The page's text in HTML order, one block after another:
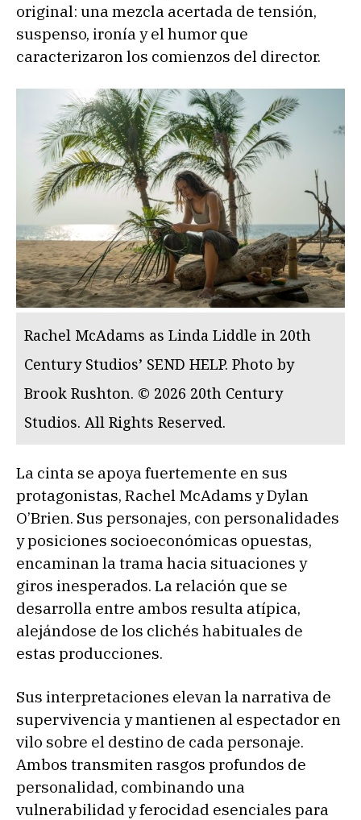
original: una mezcla acertada de tensión,
suspenso, ironía y el humor que
caracterizaron los comienzos del director.
Rachel McAdams as Linda Liddle in 20th
Century Studios’ SEND HELP. Photo by
Brook Rushton. © 2026 20th Century
Studios. All Rights Reserved.
La cinta se apoya fuertemente en sus
protagonistas, Rachel McAdams y Dylan
O’Brien. Sus personajes, con personalidades
y posiciones socioeconómicas opuestas,
encaminan la trama hacia situaciones y
giros inesperados. La relación que se
desarrolla entre ambos resulta atípica,
alejándose de los clichés habituales de
estas producciones.
Sus interpretaciones elevan la narrativa de
supervivencia y mantienen al espectador en
vilo sobre el destino de cada personaje.
Ambos transmiten rasgos profundos de
personalidad, combinando una
vulnerabilidad y ferocidad esenciales para